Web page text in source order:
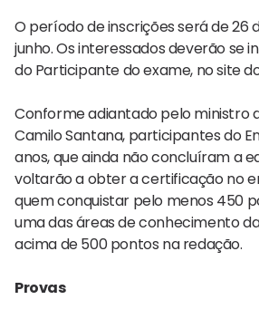
O período de inscrições será de 26
junho. Os interessados deverão se
do Participante do exame, no site
Conforme adiantado pelo ministro
Camilo Santana, participantes do
anos, que ainda não concluíram a
voltarão a obter a certificação no
quem conquistar pelo menos 450
uma das áreas de conhecimento
acima de 500 pontos na redação.
Provas